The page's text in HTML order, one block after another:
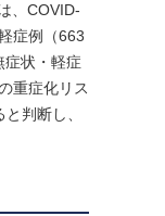
、COVID-
症例（663
症状・軽症
重症化リス
判断し、